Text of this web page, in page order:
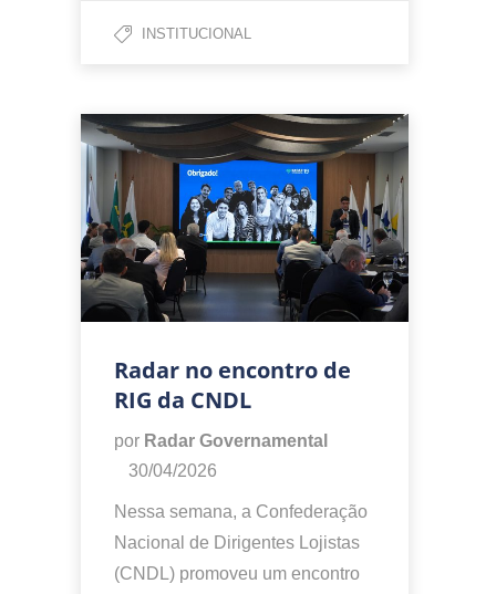
INSTITUCIONAL
Radar no encontro de
RIG da CNDL
por Radar Governamental
30/04/2026
Nessa semana, a Confederação
Nacional de Dirigentes Lojistas
(CNDL) promoveu um encontro